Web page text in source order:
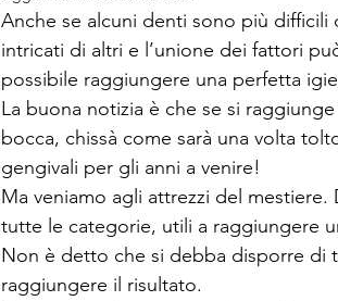
Anche se alcuni denti sono più
intricati di altri e l’unione dei fattori
possibile raggiungere una perfetta
La buona notizia è che se si
bocca, chissà come sarà una volta
gengivali per gli anni a venire!
Ma veniamo agli attrezzi del
tutte le categorie, utili a raggiungere
Non è detto che si debba disporre di
raggiungere il risultato.